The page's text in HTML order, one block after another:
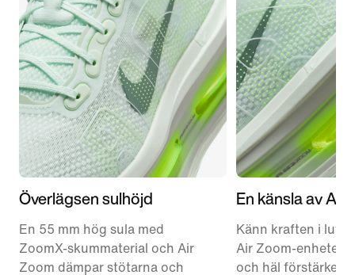
Överlägsen sulhöjd
En 55 mm hög sula med
ZoomX-skummaterial och Air
Zoom dämpar stötarna och
En känsla av Air
Känn kraften i
Air Zoom-enheter i
och häl förstärker